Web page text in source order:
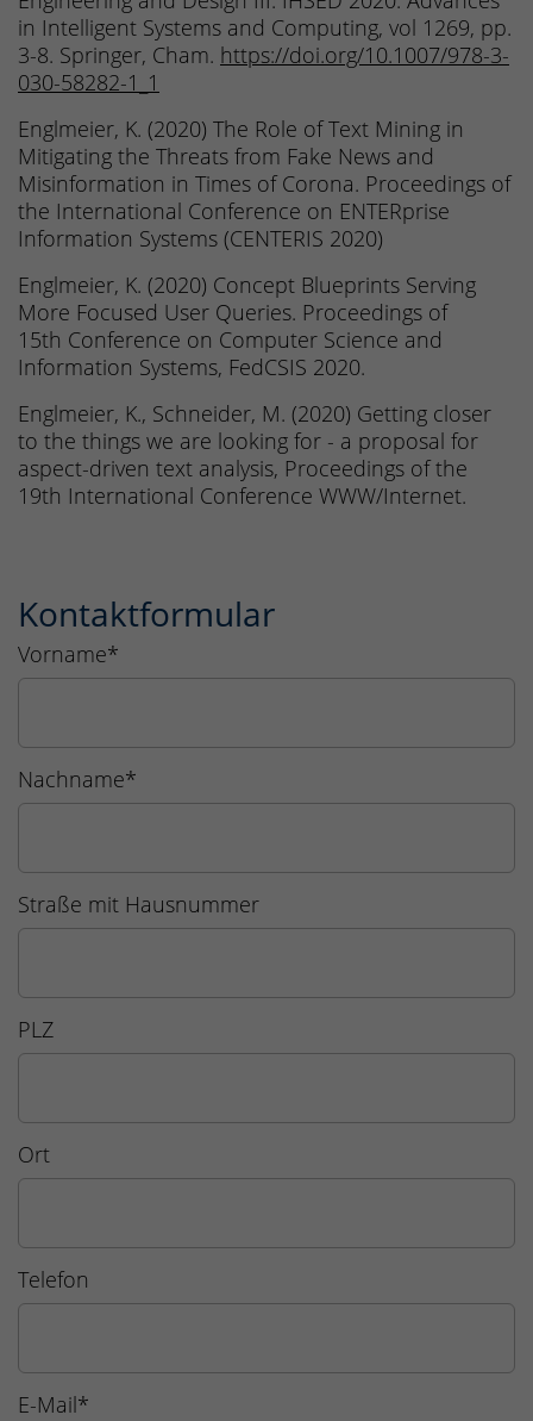
in Intelligent Systems and Computing, vol 1269, pp.
3-8. Springer, Cham. https://doi.org/10.1007/978-3-
030-58282-1_1
Englmeier, K. (2020) The Role of Text Mining in
Mitigating the Threats from Fake News and
Misinformation in Times of Corona. Proceedings of
the International Conference on ENTERprise
Information Systems (CENTERIS 2020)
Englmeier, K. (2020) Concept Blueprints Serving
More Focused User Queries. Proceedings of
15th Conference on Computer Science and
Information Systems, FedCSIS 2020.
Englmeier, K., Schneider, M. (2020) Getting closer
to the things we are looking for - a proposal for
aspect-driven text analysis, Proceedings of the
19th International Conference WWW/Internet.
Kontaktformular
Vorname*
Nachname*
Straße mit Hausnummer
PLZ
Ort
Telefon
E-Mail*